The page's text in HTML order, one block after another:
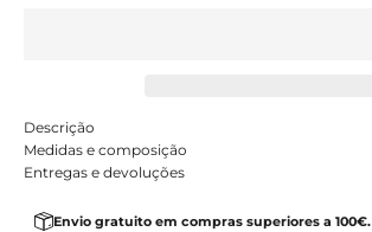
Descrição
Medidas e composição
Entregas e devoluções
Envio gratuito em compras superiores a 100€.